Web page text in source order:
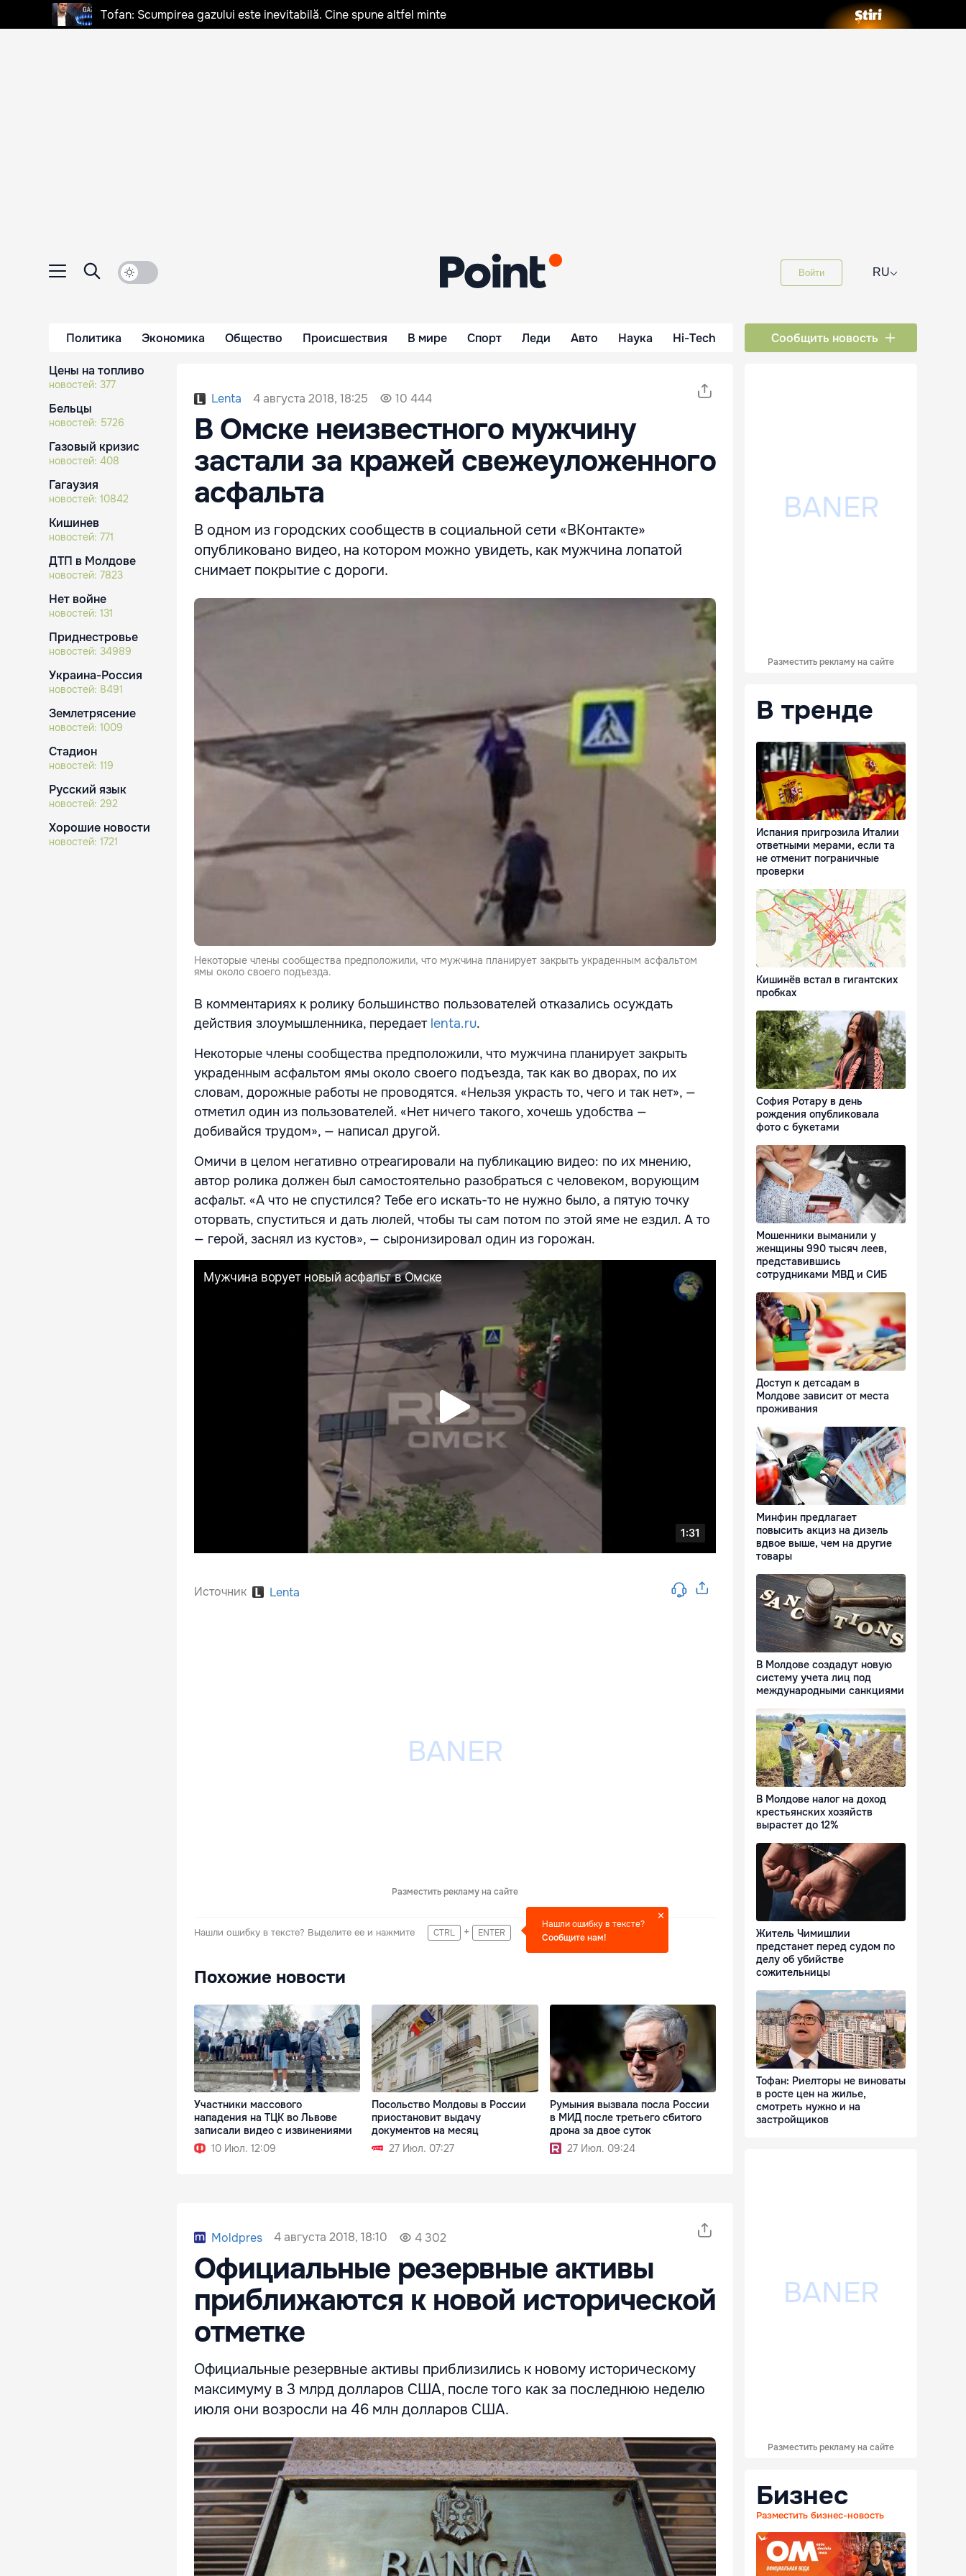
Tofan: Scumpirea gazului este inevitabilă. Cine spune altfel minte
Войти RU⌵
Политика Экономика Общество Происшествия В мире Спорт Леди Авто Наука Hi-Tech Сообщить новость
Цены на топливо
новостей: 377
Бельцы
новостей: 5726
Газовый кризис
новостей: 408
Гагаузия
новостей: 10842
Кишинев
новостей: 771
ДТП в Молдове
новостей: 7823
Нет войне
новостей: 131
Приднестровье
новостей: 34989
Украина-Россия
новостей: 8491
Землетрясение
новостей: 1009
Стадион
новостей: 119
Русский язык
новостей: 292
Хорошие новости
новостей: 1721
Lenta 4 августа 2018, 18:25 10 444
В Омске неизвестного мужчину
застали за кражей свежеуложенного
асфальта
В одном из городских сообществ в социальной сети «ВКонтакте»
опубликовано видео, на котором можно увидеть, как мужчина лопатой
снимает покрытие с дороги.
Некоторые члены сообщества предположили, что мужчина планирует закрыть украденным асфальтом
ямы около своего подъезда.
В комментариях к ролику большинство пользователей отказались осуждать
действия злоумышленника, передает lenta.ru.
Некоторые члены сообщества предположили, что мужчина планирует закрыть
украденным асфальтом ямы около своего подъезда, так как во дворах, по их
словам, дорожные работы не проводятся. «Нельзя украсть то, чего и так нет», —
отметил один из пользователей. «Нет ничего такого, хочешь удобства —
добивайся трудом», — написал другой.
Омичи в целом негативно отреагировали на публикацию видео: по их мнению,
автор ролика должен был самостоятельно разобраться с человеком, ворующим
асфальт. «А что не спустился? Тебе его искать-то не нужно было, а пятую точку
оторвать, спуститься и дать люлей, чтобы ты сам потом по этой яме не ездил. А то
— герой, заснял из кустов», — сыронизировал один из горожан.
Источник Lenta
Разместить рекламу на сайте
Нашли ошибку в тексте? Выделите ее и нажмите CTRL + ENTER
Нашли ошибку в тексте?
Сообщите нам!
Похожие новости
Участники массового
нападения на ТЦК во Львове
записали видео с извинениями
10 Июл. 12:09
Посольство Молдовы в России
приостановит выдачу
документов на месяц
27 Июл. 07:27
Румыния вызвала посла России
в МИД после третьего сбитого
дрона за двое суток
27 Июл. 09:24
Moldpres 4 августа 2018, 18:10 4 302
Официальные резервные активы
приближаются к новой исторической
отметке
Официальные резервные активы приблизились к новому историческому
максимуму в 3 млрд долларов США, после того как за последнюю неделю
июля они возросли на 46 млн долларов США.
Разместить рекламу на сайте
В тренде
Испания пригрозила Италии
ответными мерами, если та
не отменит пограничные
проверки
Кишинёв встал в гигантских
пробках
София Ротару в день
рождения опубликовала
фото с букетами
Мошенники выманили у
женщины 990 тысяч леев,
представившись
сотрудниками МВД и СИБ
Доступ к детсадам в
Молдове зависит от места
проживания
Минфин предлагает
повысить акциз на дизель
вдвое выше, чем на другие
товары
В Молдове создадут новую
систему учета лиц под
международными санкциями
В Молдове налог на доход
крестьянских хозяйств
вырастет до 12%
Житель Чимишлии
предстанет перед судом по
делу об убийстве
сожительницы
Тофан: Риелторы не виноваты
в росте цен на жилье,
смотреть нужно и на
застройщиков
Разместить рекламу на сайте
Бизнес
Разместить бизнес-новость